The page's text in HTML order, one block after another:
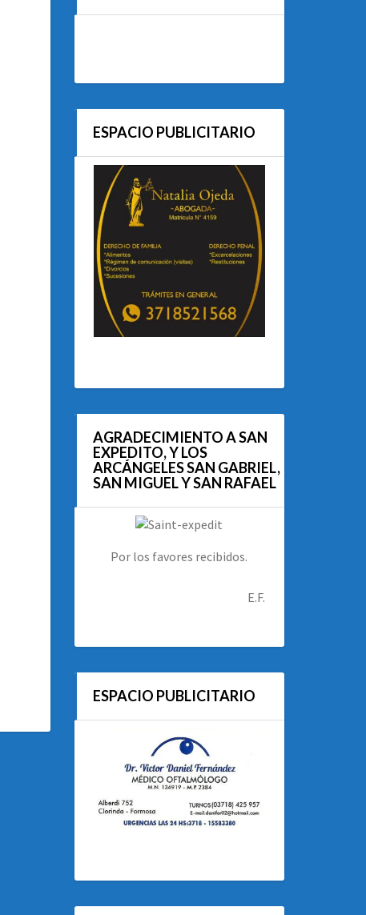
ESPACIO PUBLICITARIO
AGRADECIMIENTO A SAN
EXPEDITO, Y LOS
ARCÁNGELES SAN GABRIEL,
SAN MIGUEL Y SAN RAFAEL
Por los favores recibidos.
E.F.
ESPACIO PUBLICITARIO